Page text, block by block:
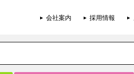
会社案内 採用情報